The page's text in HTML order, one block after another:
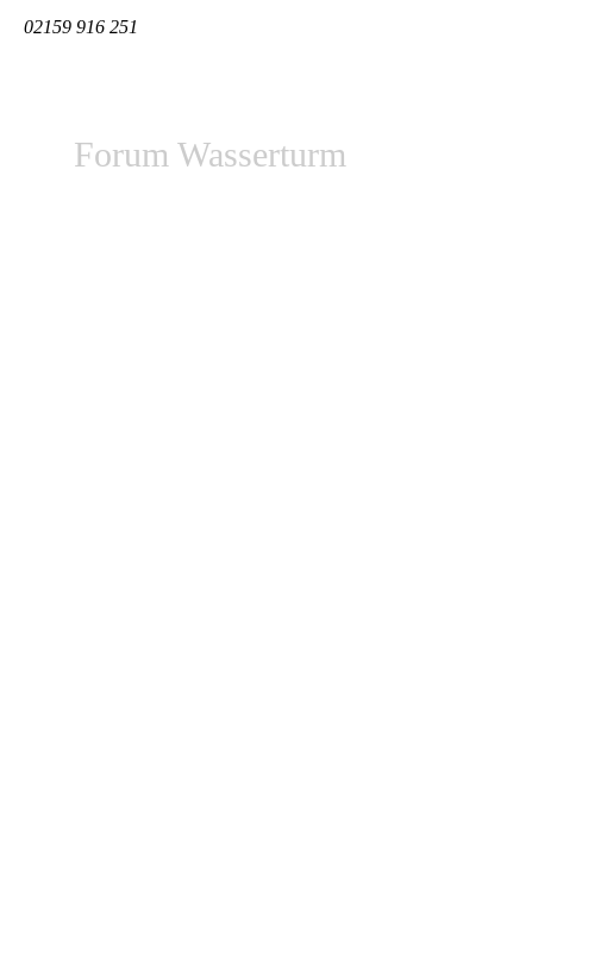
02159 916 251
Forum Wasserturm